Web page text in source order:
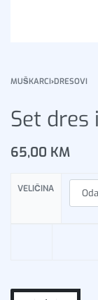
MUŠKARCI›DRESOVI
Set dres
65,00 KM
VELIČINA